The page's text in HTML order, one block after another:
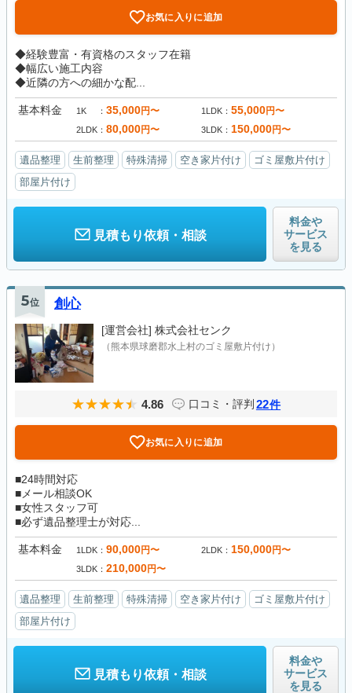
お気に入りに追加
◆経験豊富・有資格のスタッフ在籍
◆幅広い施工内容
◆近隣の方への細かな配...
基本料金 1K 35,000円〜 1LDK 55,000円〜
2LDK 80,000円〜 3LDK 150,000円〜
遺品整理 生前整理 特殊清掃 空き家片付け
ゴミ屋敷片付け
部屋片付け
見積もり依頼・相談
料金や
サービス
を見る
5位 創心
[運営会社] 株式会社センク
（熊本県球磨郡水上村のゴミ屋敷片付け）
4.86 口コミ・評判 22件
お気に入りに追加
■24時間対応
■メール相談OK
■女性スタッフ可
■必ず遺品整理士が対応...
基本料金 1LDK 90,000円〜 2LDK 150,000円〜
3LDK 210,000円〜
遺品整理 生前整理 特殊清掃 空き家片付け
ゴミ屋敷片付け
部屋片付け
見積もり依頼・相談
料金や
サービス
を見る